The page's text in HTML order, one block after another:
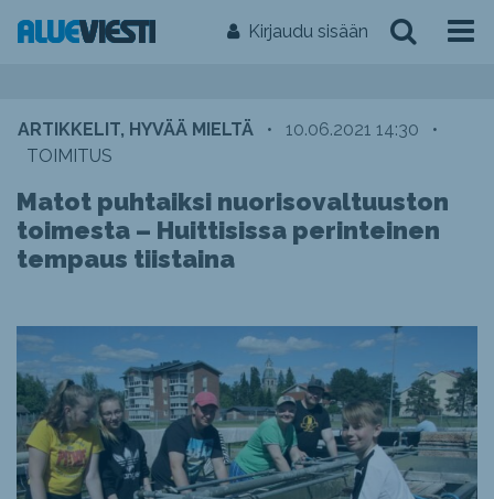
Kirjaudu sisään
ARTIKKELIT, HYVÄÄ MIELTÄ • 10.06.2021 14:30
•
TOIMITUS
Matot puhtaiksi nuorisovaltuuston
toimesta – Huittisissa perinteinen
tempaus tiistaina